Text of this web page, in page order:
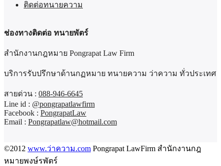
ติดต่อทนายความ
ช่องทางติดต่อ ทนายพัตร์
สำนักงานกฎหมาย Pongrapat Law Firm
บริการรับปรึกษาด้านกฏหมาย ทนายความ ว่าความ ทั่วประเทศ
สายด่วน : 088-946-6645
Line id : @pongrapatlawfirm
Facebook : PongrapatLaw
Email : Pongrapatlaw@hotmail.com
©2012 www.ว่าความ.com Pongrapat LawFirm สำนักงานกฎ
หมายพงษ์รพัตร์